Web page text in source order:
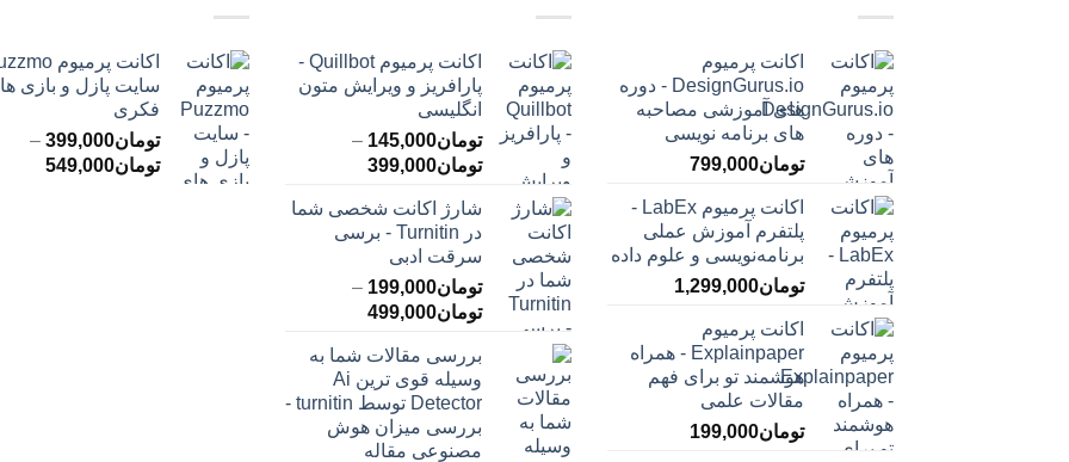
اکانت پرمیوم
DesignGurus.io - دوره
‌های آموزشی مصاحبه
‌های برنامه نویسی
تومان799,000
اکانت پرمیوم LabEx -
پلتفرم آموزش عملی
برنامه‌نویسی و علوم داده
تومان1,299,000
اکانت پرمیوم
Explainpaper - همراه
هوشمند تو برای فهم
مقالات علمی
تومان199,000
اکانت پرمیوم Quillbot -
پارافریز و ویرایش متون
انگلیسی
تومان145,000
–
تومان399,000محدوده
تومان145,000
تا
شارژ اکانت شخصی شما
در Turnitin - برسی
سرقت ادبی
تومان199,000
–
تومان499,000محدوده
تومان199,000
تا
تومان499,000
بررسی مقالات شما به
وسیله قوی ترین Ai
Detector توسط turnitin -
بررسی میزان هوش
مصنوعی مقاله
سایت پازل و بازی
فکری
تومان399,000
–
تومان549,000